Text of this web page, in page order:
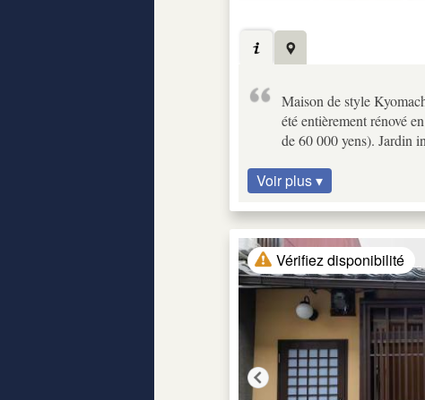
Maison de style
été entièrement rénové
de 60 000 yens). Jardin
Voir plus ▾
Vérifiez disponibilité